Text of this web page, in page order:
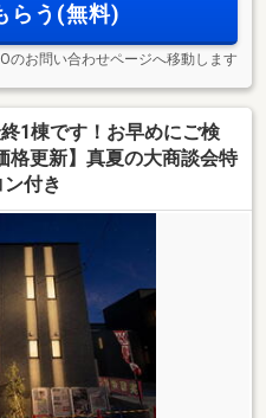
らう(無料)
のお問い合わせページへ移動します
1棟です！お早めにご検
格更新】真夏の大商談会特
付き